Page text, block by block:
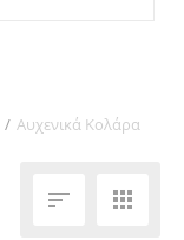
/ Αυχενικά Κολάρα
 